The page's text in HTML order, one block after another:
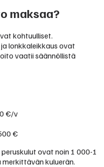
maksaa?
kohtuulliset.
lonkkaleikkaus ovat
vaatii säännöllistä
€/v
€
ovat noin 1 000-1
kuluerän.